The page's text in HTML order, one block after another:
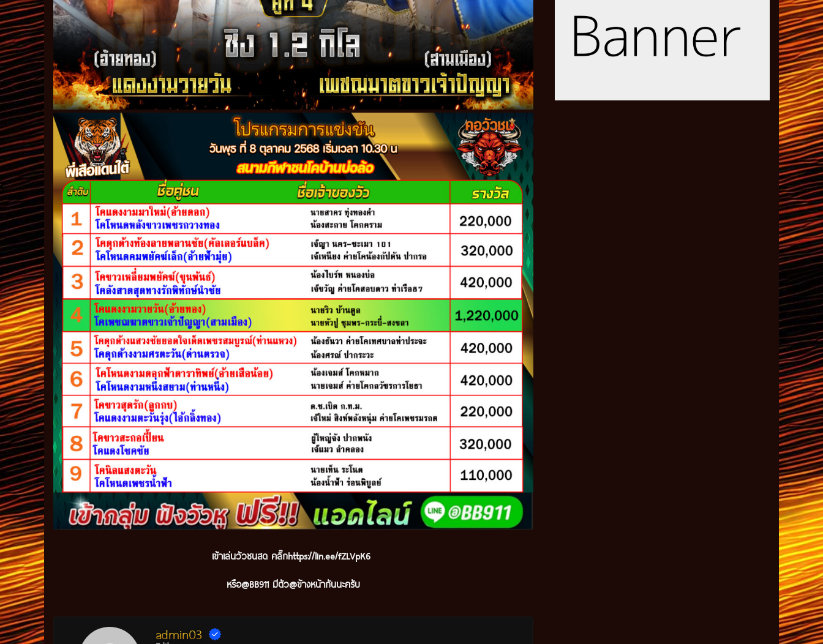
เข้าเล่นวัวชนสด คลิ๊กhttps://lin.ee/fZLVpK6
หรือ@BB911 มีตัว@ข้างหน้ากันนะครับ
admin03